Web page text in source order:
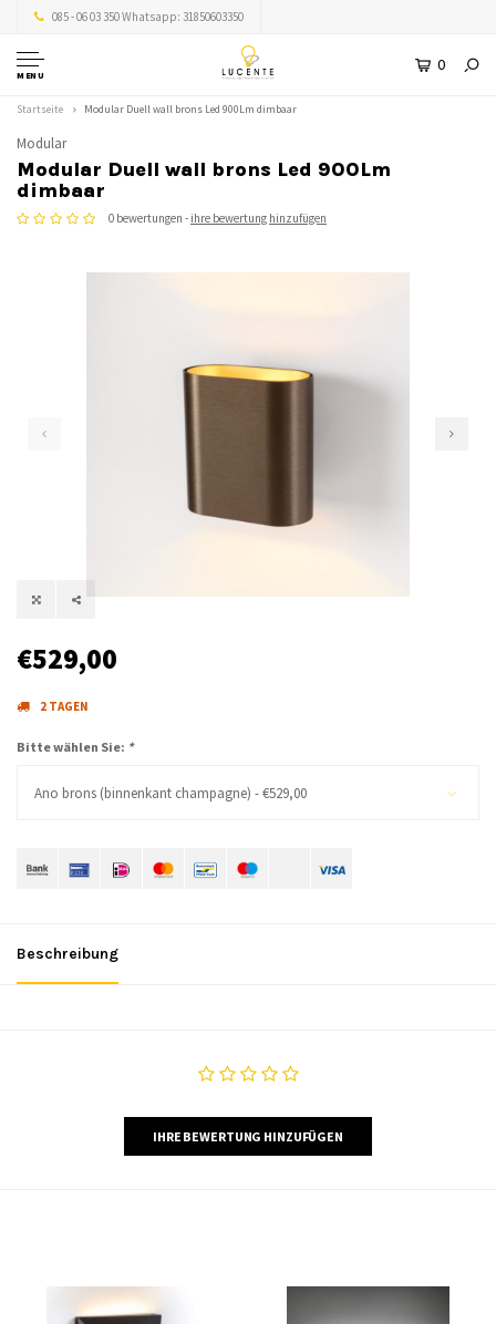
085 - 06 03 350 Whatsapp: 31850603350
MENU
0
Startseite Modular Duell wall brons Led 900Lm dimbaar
Modular
Modular Duell wall brons Led 900Lm
dimbaar
0 bewertungen - ihre bewertung hinzufügen
€529,00
2 TAGEN
Bitte wählen Sie: *
Ano brons (binnenkant champagne) - €529,00
Beschreibung
IHRE BEWERTUNG HINZUFÜGEN